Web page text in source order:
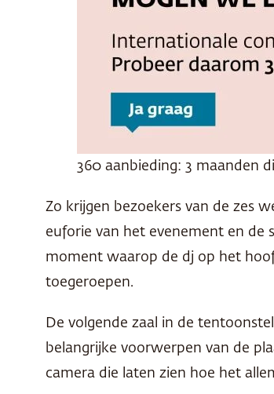
360 aanbieding: 3 maanden
Zo krijgen bezoekers van de zes
euforie van het evenement en de
moment waarop de dj op het
toegeroepen.
De volgende zaal in de
belangrijke voorwerpen van de
camera die laten zien hoe het